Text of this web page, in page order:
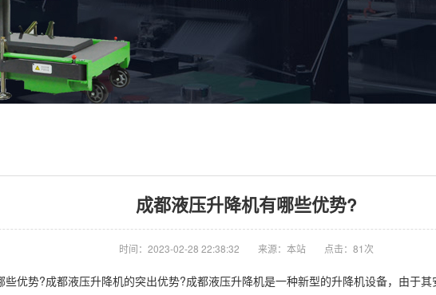
成都液压升降机有哪些优势?
时间：2023-02-28 22:38:32 来源：本站 点击：81次
势?成都液压升降机的突出优势?成都液压升降机是一种新型的升降机设备，由于其